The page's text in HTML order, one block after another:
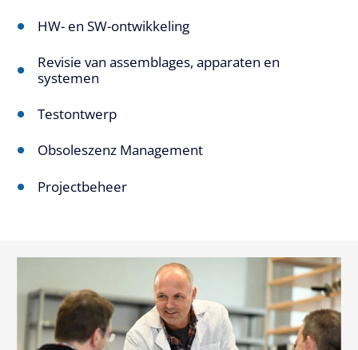
HW- en SW-ontwikkeling
Revisie van assemblages, apparaten en
systemen
Testontwerp
Obsoleszenz Management
Projectbeheer